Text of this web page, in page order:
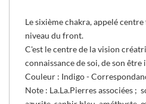
Le sixième chakra, appelé
niveau du front.
C'est le centre de la vision
connaissance de soi, de son être
Couleur : Indigo -
Note : La.La.Pierres associées ;